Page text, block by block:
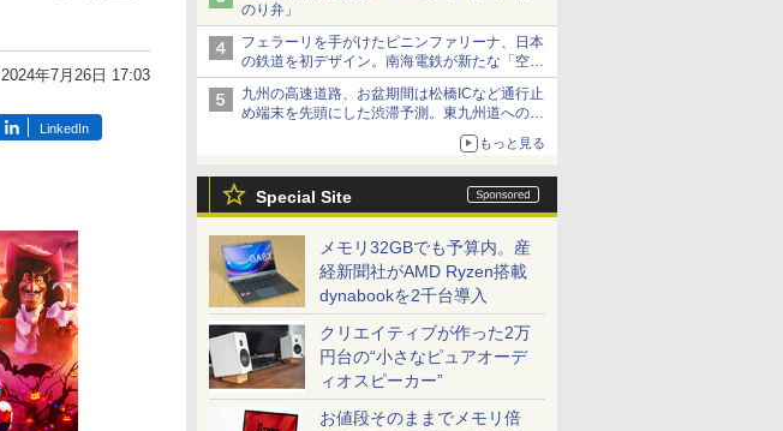
のり弁」
フェラーリを手がけたピニンファリーナ、日本
の鉄道を初デザイン。南海電鉄が新たな「空港
特急」をなにわ筋線へ導入
九州の高速道路、お盆期間は松橋ICなど通行止
め端末を先頭にした渋滞予測。東九州道への迂
もっと見る
Special Site
メモリ32GBでも予算内。産
経新聞社がAMD Ryzen搭載
dynabookを2千台導入
クリエイティブが作った2万
円台の“小さなピュアオーデ
ィオスピーカー”
お値段そのままでメモリ倍
2024年7月26日 17:03
LinkedIn